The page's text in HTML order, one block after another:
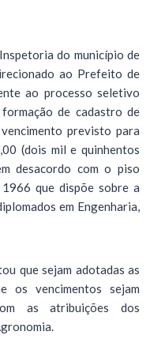
do município de
ao Prefeito de
ao processo seletivo
de cadastro de
previsto para
(dois mil e quinhentos
desacordo com o piso
que dispõe sobre a
em Engenharia,
que sejam adotadas as
os vencimentos sejam
as atribuições dos